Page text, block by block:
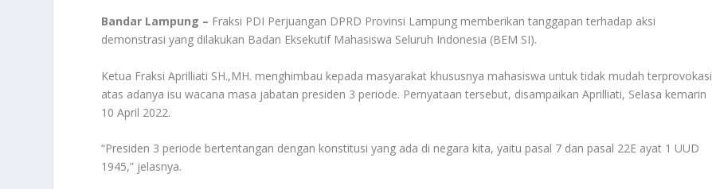
Bandar Lampung – Fraksi PDI Perjuangan DPRD Provinsi Lampung memberikan tanggapan terhadap aksi
demonstrasi yang dilakukan Badan Eksekutif Mahasiswa Seluruh Indonesia (BEM SI).
Ketua Fraksi Aprilliati SH.,MH. menghimbau kepada masyarakat khususnya mahasiswa untuk tidak mudah terprovokasi
atas adanya isu wacana masa jabatan presiden 3 periode. Pernyataan tersebut, disampaikan Aprilliati, Selasa kemarin
10 April 2022.
“Presiden 3 periode bertentangan dengan konstitusi yang ada di negara kita, yaitu pasal 7 dan pasal 22E ayat 1 UUD
1945,” jelasnya.